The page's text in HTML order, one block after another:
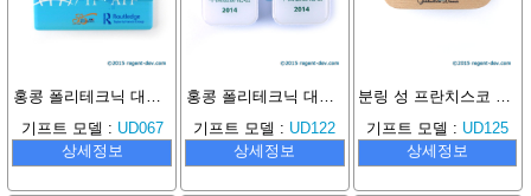
기프트 모델 : UD067
상세정보
기프트 모델 : UD122
상세정보
기프트 모델 : UD125
상세정보